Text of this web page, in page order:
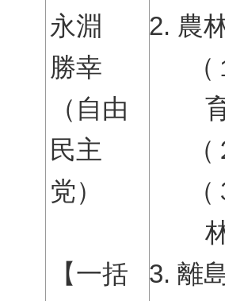
永淵
勝幸
（自由
民主
党）
【一括
農
離